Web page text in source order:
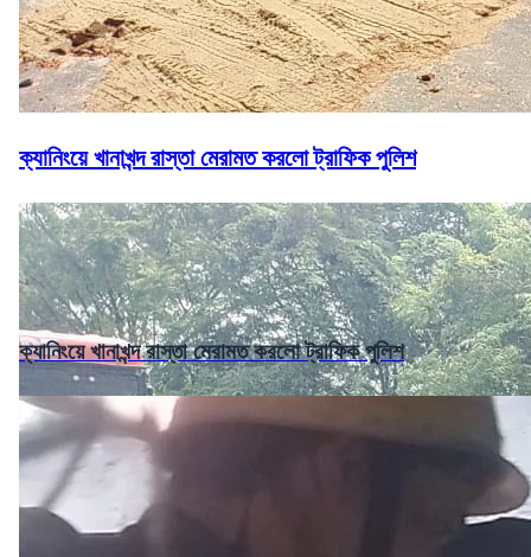
ক্যানিংয়ে খানাখন্দ রাস্তা মেরামত করলো ট্রাফিক পুলিশ
ক্যানিংয়ে খানাখন্দ রাস্তা মেরামত করলো ট্রাফিক পুলিশ